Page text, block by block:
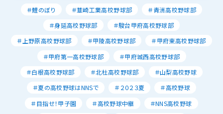
＃鯉のぼり
＃韮崎工業高校野球部
＃青洲高校野球部
＃身延高校野球部
＃駿台甲府高校野球部
＃上野原高校野球部
＃甲陵高校野球部
＃甲府東高校野球部
＃甲府第一高校野球部
＃甲府城西高校野球部
＃白根高校野球部
＃北杜高校野球部
＃山梨高校野球
＃夏の高校野球はNNSで
＃２０２３夏
＃高校野球
＃目指せ！甲子園
＃高校野球中継
＃NNS高校野球